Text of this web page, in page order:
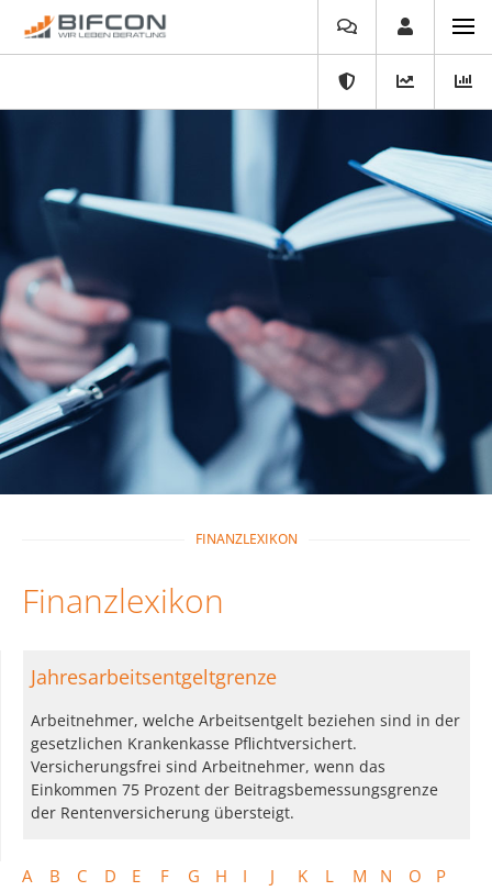
FINANZLEXIKON
Finanzlexikon
A B C D E F G H I J K L M N O
P
Jahresarbeitsentgeltgrenze
Arbeitnehmer, welche Arbeitsentgelt beziehen sind in der
gesetzlichen Krankenkasse Pflichtversichert.
Versicherungsfrei sind Arbeitnehmer, wenn das
Einkommen 75 Prozent der Beitragsbemessungsgrenze
der Rentenversicherung übersteigt.